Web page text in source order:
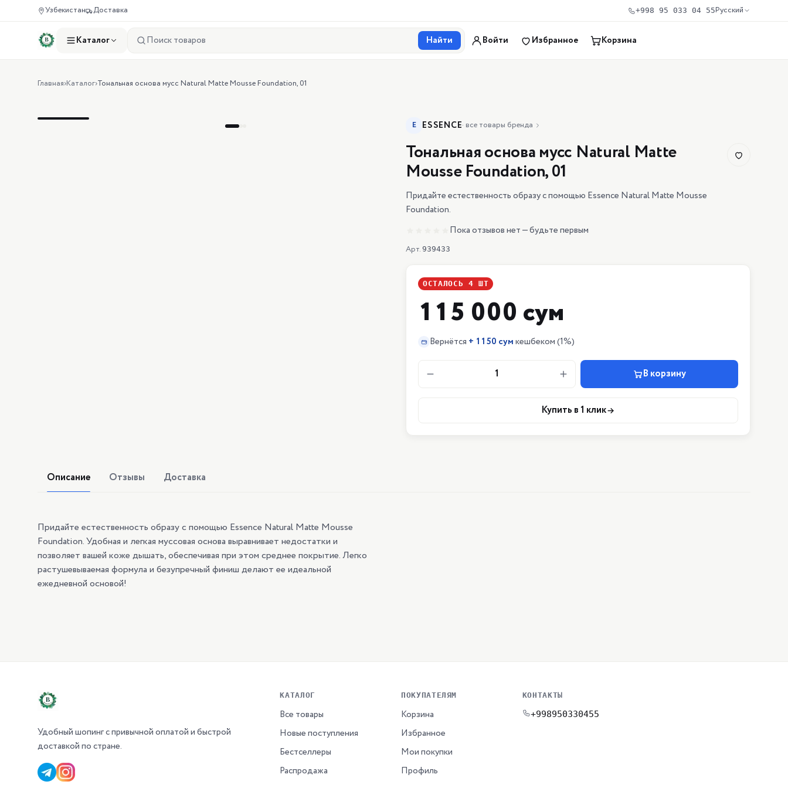
Узбекистан Доставка +998 95 033 04 55Русский
Каталог Найти Войти Избранное Корзина
Главная›Каталог›Тональная основа мусс Natural Matte Mousse Foundation, 01
E ESSENCE· все товары бренда
Тональная основа мусс Natural Matte
Mousse Foundation, 01
Придайте естественность образу с помощью Essence Natural Matte Mousse
Foundation.
Пока отзывов нет — будьте первым
Арт. 939433
ОСТАЛОСЬ 4 ШТ
115 000 сум
Вернётся + 1150 сумкешбеком(1%)
1 В корзину
Купить в 1 клик
Описание Отзывы Доставка
Придайте естественность образу с помощью Essence Natural Matte Mousse
Foundation. Удобная и легкая муссовая основа выравнивает недостатки и
позволяет вашей коже дышать, обеспечивая при этом среднее покрытие. Легко
растушевываемая формула и безупречный финиш делают ее идеальной
ежедневной основой!
Удобный шопинг с привычной оплатой и быстрой
доставкой по стране.
КАТАЛОГ
Все товары
Новые поступления
Бестселлеры
Распродажа
ПОКУПАТЕЛЯМ
Корзина
Избранное
Мои покупки
Профиль
КОНТАКТЫ
+998950330455